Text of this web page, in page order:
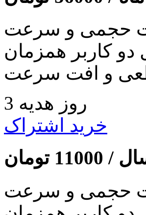
حجمی و سرعت
دو کاربر همزمان
و افت سرعت
3 روز هدیه
خرید اشتراک
/
11000 تومان
حجمی و سرعت